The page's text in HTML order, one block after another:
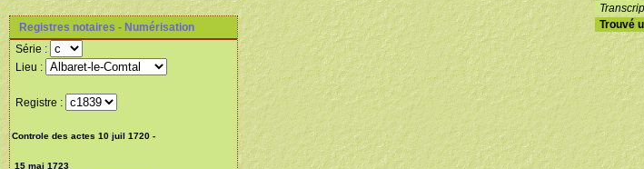
Registres notaires - Numérisation
Série :
Lieu :
Registre :
Trouvé